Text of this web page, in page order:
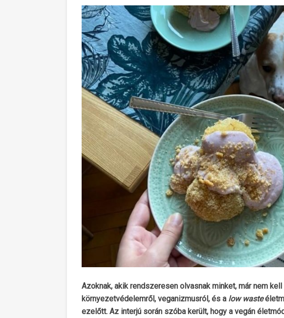
Azoknak, akik rendszeresen olvasnak minket, már nem kell
környezetvédelemről, veganizmusról, és a low waste
ezelőtt. Az interjú során szóba került, hogy a vegán